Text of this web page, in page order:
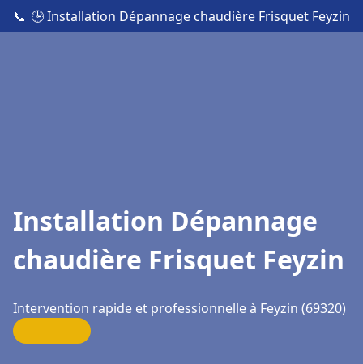
📞 🕒 Installation Dépannage chaudière Frisquet Feyzin
Installation Dépannage
chaudière Frisquet Feyzin
Intervention rapide et professionnelle à Feyzin (69320)